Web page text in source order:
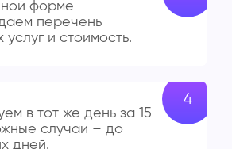
форме
перечень
услуг и стоимость.
в тот же день за 15
случаи – до
дней.